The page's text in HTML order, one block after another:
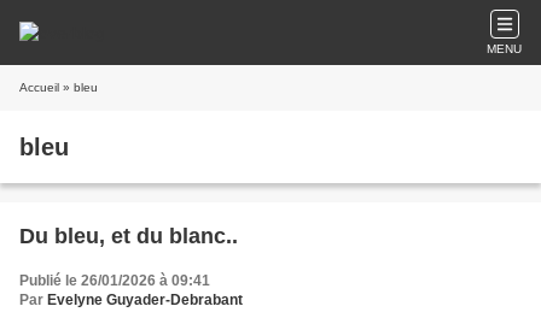
MENU
Accueil » bleu
bleu
Du bleu, et du blanc..
Publié le 26/01/2026 à 09:41
Par Evelyne Guyader-Debrabant